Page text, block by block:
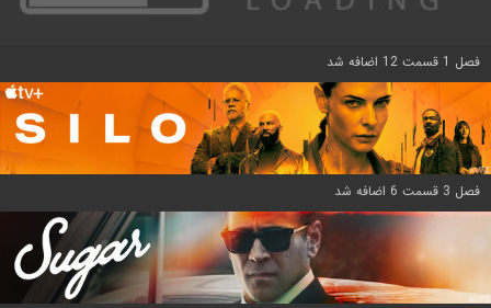
فصل 1 قسمت 12 اضافه شد
فصل 3 قسمت 6 اضافه شد